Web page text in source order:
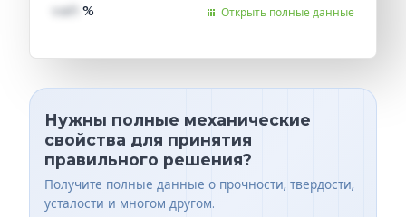
val1 % Открыть полные данные
Нужны полные механические
свойства для принятия
правильного решения?
Получите полные данные о прочности, твердости,
усталости и многом другом.